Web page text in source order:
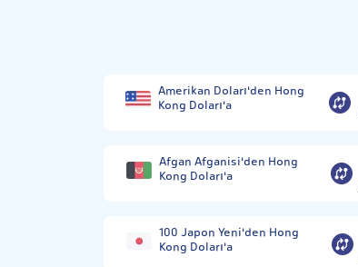
Amerikan Doları'den Hong
Kong Doları'a
Afgan Afganisi'den Hong
Kong Doları'a
100 Japon Yeni'den Hong
Kong Doları'a